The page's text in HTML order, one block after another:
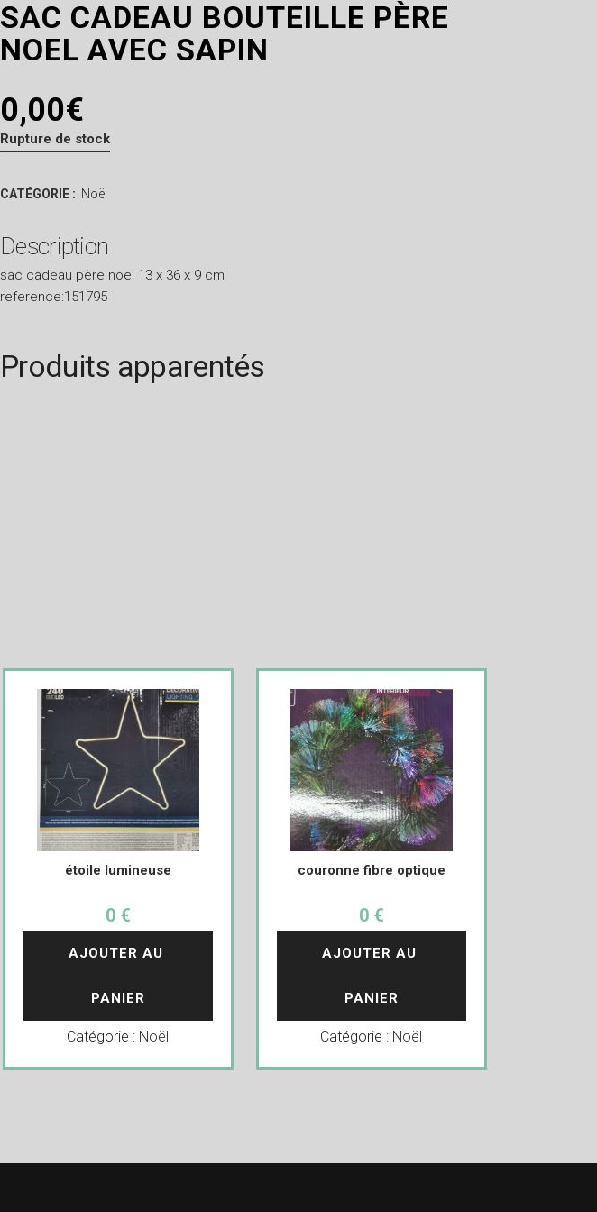
SAC CADEAU BOUTEILLE PÈRE
NOEL AVEC SAPIN
0,00€
Rupture de stock
CATÉGORIE : Noël
Description
sac cadeau père noel 13 x 36 x 9 cm
reference:151795
Produits apparentés
étoile lumineuse
0 €
AJOUTER AU
PANIER
Catégorie : Noël
couronne fibre optique
0 €
AJOUTER AU
PANIER
Catégorie : Noël